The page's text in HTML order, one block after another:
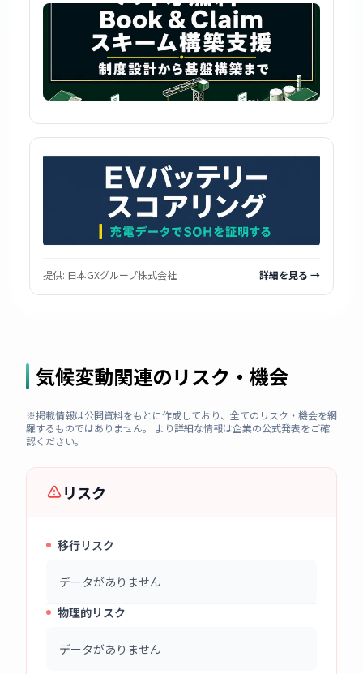
提供: 日本GXグループ株式会社 詳細を見る →
気候変動関連のリスク・機会
※掲載情報は公開資料をもとに作成しており、全てのリスク・機会を網
羅するものではありません。 より詳細な情報は企業の公式発表をご確
認ください。
リスク
移行リスク
データがありません
物理的リスク
データがありません